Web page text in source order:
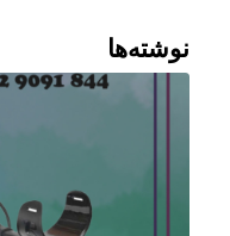
نوشته‌ها